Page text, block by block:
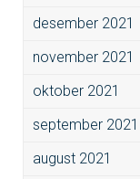
desember 2021
november 2021
oktober 2021
september 2021
august 2021